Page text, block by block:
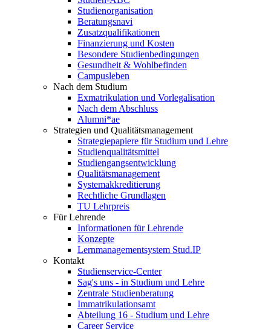
Studienorganisation
Beratungsnavi
Zusatzqualifikationen
Finanzierung und Kosten
Besondere Studienbedingungen
Gesundheit & Wohlbefinden
Campusleben
Nach dem Studium
Exmatrikulation und Vorlegalisation
Nach dem Abschluss
Alumni*ae
Strategien und Qualitätsmanagement
Strategiepapiere für Studium und Lehre
Studienqualitätsmittel
Studiengangsentwicklung
Qualitätsmanagement
Systemakkreditierung
Rechtliche Grundlagen
TU Lehrpreis
Für Lehrende
Informationen für Lehrende
Konzepte
Lernmanagementsystem Stud.IP
Kontakt
Studienservice-Center
Sag's uns - in Studium und Lehre
Zentrale Studienberatung
Immatrikulationsamt
Abteilung 16 - Studium und Lehre
Career Service